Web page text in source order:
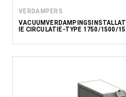
VERDAMPERS
VACUÜMVERDAMPINGSINSTALLAT
IE CIRCULATIE-TYPE 1750/1500/15